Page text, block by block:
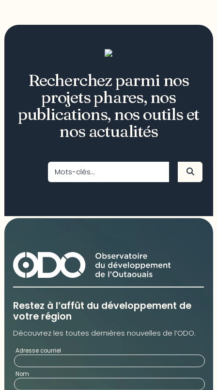
Recherchez parmi nos
projets phares, nos
publications, nos outils et
nos actualités
Restez à l’affût du développement de
votre région
Découvrez les toutes dernières nouvelles de l’ODO.
Adresse courriel
Nom